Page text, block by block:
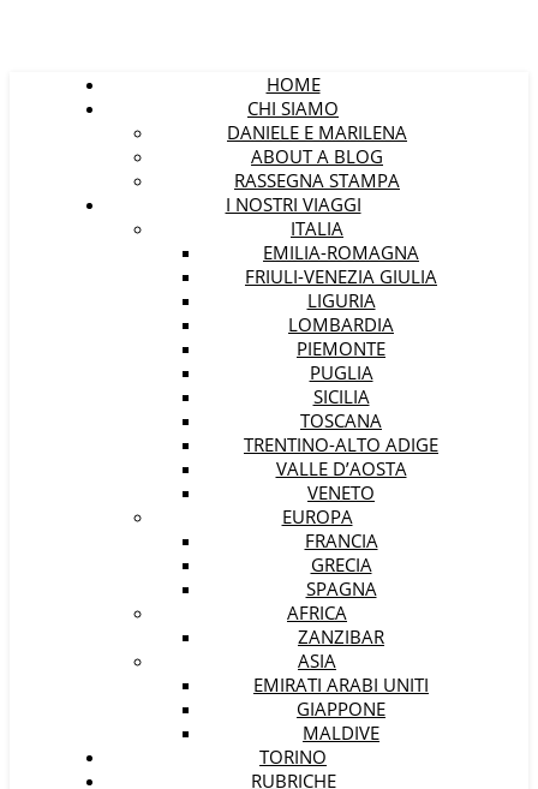
HOME
CHI SIAMO
DANIELE E MARILENA
ABOUT A BLOG
RASSEGNA STAMPA
I NOSTRI VIAGGI
ITALIA
EMILIA-ROMAGNA
FRIULI-VENEZIA GIULIA
LIGURIA
LOMBARDIA
PIEMONTE
PUGLIA
SICILIA
TOSCANA
TRENTINO-ALTO ADIGE
VALLE D’AOSTA
VENETO
EUROPA
FRANCIA
GRECIA
SPAGNA
AFRICA
ZANZIBAR
ASIA
EMIRATI ARABI UNITI
GIAPPONE
MALDIVE
TORINO
RUBRICHE